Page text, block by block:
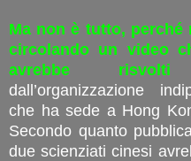
Ma non è tutto,
circolando un video
avrebbe risvolti
dall’organizzazione
che ha sede a Hong
Secondo quanto
due scienziati cinesi